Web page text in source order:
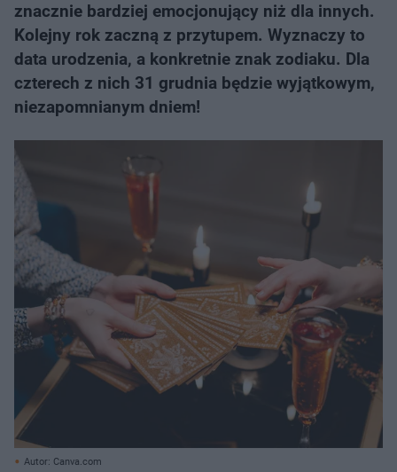
znacznie bardziej emocjonujący niż dla innych.
Kolejny rok zaczną z przytupem. Wyznaczy to
data urodzenia, a konkretnie znak zodiaku. Dla
czterech z nich 31 grudnia będzie wyjątkowym,
niezapomnianym dniem!
Autor: Canva.com